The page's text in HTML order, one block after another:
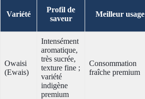
Variété
Profil de
saveur
Meilleur usage
Owaisi
(Ewais)
Intensément
aromatique,
très sucrée,
texture fine ;
variété
indigène
premium
Consommation
fraîche premium